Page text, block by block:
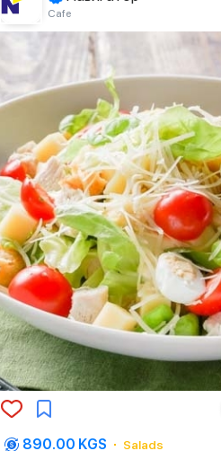
Сafe
890.00 KGS
Salads